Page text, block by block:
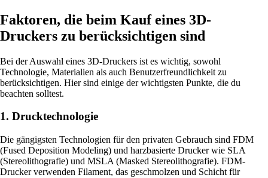
Faktoren, die beim Kauf eines 3D-
Druckers zu berücksichtigen sind
Bei der Auswahl eines 3D-Druckers ist es wichtig, sowohl
Technologie, Materialien als auch Benutzerfreundlichkeit zu
berücksichtigen. Hier sind einige der wichtigsten Punkte, die du
beachten solltest.
1. Drucktechnologie
Die gängigsten Technologien für den privaten Gebrauch sind FDM
(Fused Deposition Modeling) und harzbasierte Drucker wie SLA
(Stereolithografie) und MSLA (Masked Stereolithografie). FDM-
Drucker verwenden Filament, das geschmolzen und Schicht für